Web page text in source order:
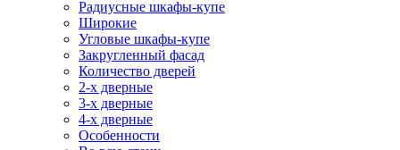
Радиусные шкафы-купе
Широкие
Угловые шкафы-купе
Закругленный фасад
Количество дверей
2-х дверные
3-х дверные
4-х дверные
Особенности